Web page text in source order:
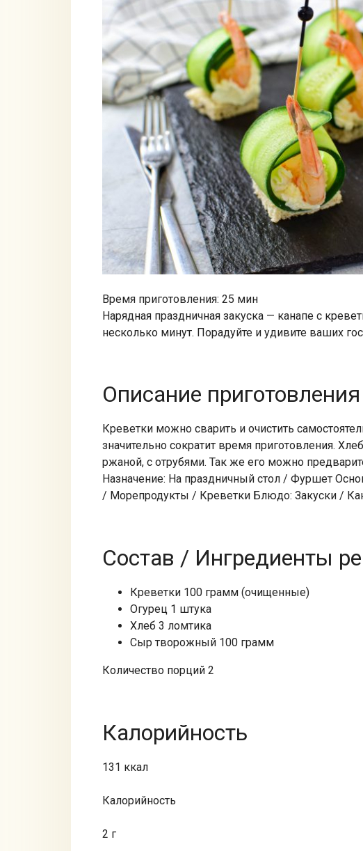
Время приготовления: 25 мин
Нарядная праздничная закуска — канапе с
несколько минут. Порадуйте и удивите ваших
Описание
Креветки можно сварить и очистить
значительно сократит время приготовления.
ржаной, с отрубями. Так же его можно
Назначение: На праздничный стол / Фуршет
/ Морепродукты / Креветки Блюдо: Закуски /
Состав / Ингредиенты
Креветки 100 грамм (очищенные)
Огурец 1 штука
Хлеб 3 ломтика
Сыр творожный 100 грамм
Количество порций 2
Калорийность
131 ккал
Калорийность
2 г